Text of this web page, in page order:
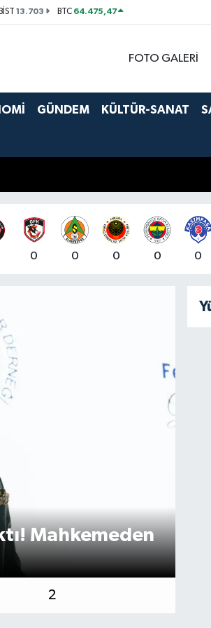
BİST13.703 BTC 64.475,47
FOTO GALERİ
GÜNDEM KÜLTÜR-SANAT
0 0 0 0 0
Mahkemeden
2